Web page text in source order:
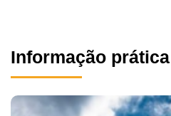
Informação prática